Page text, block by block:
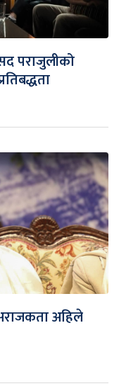
पराजुलीको
अहिले